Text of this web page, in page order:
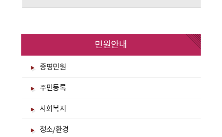
민원안내
증명민원
주민등록
사회복지
청소/환경